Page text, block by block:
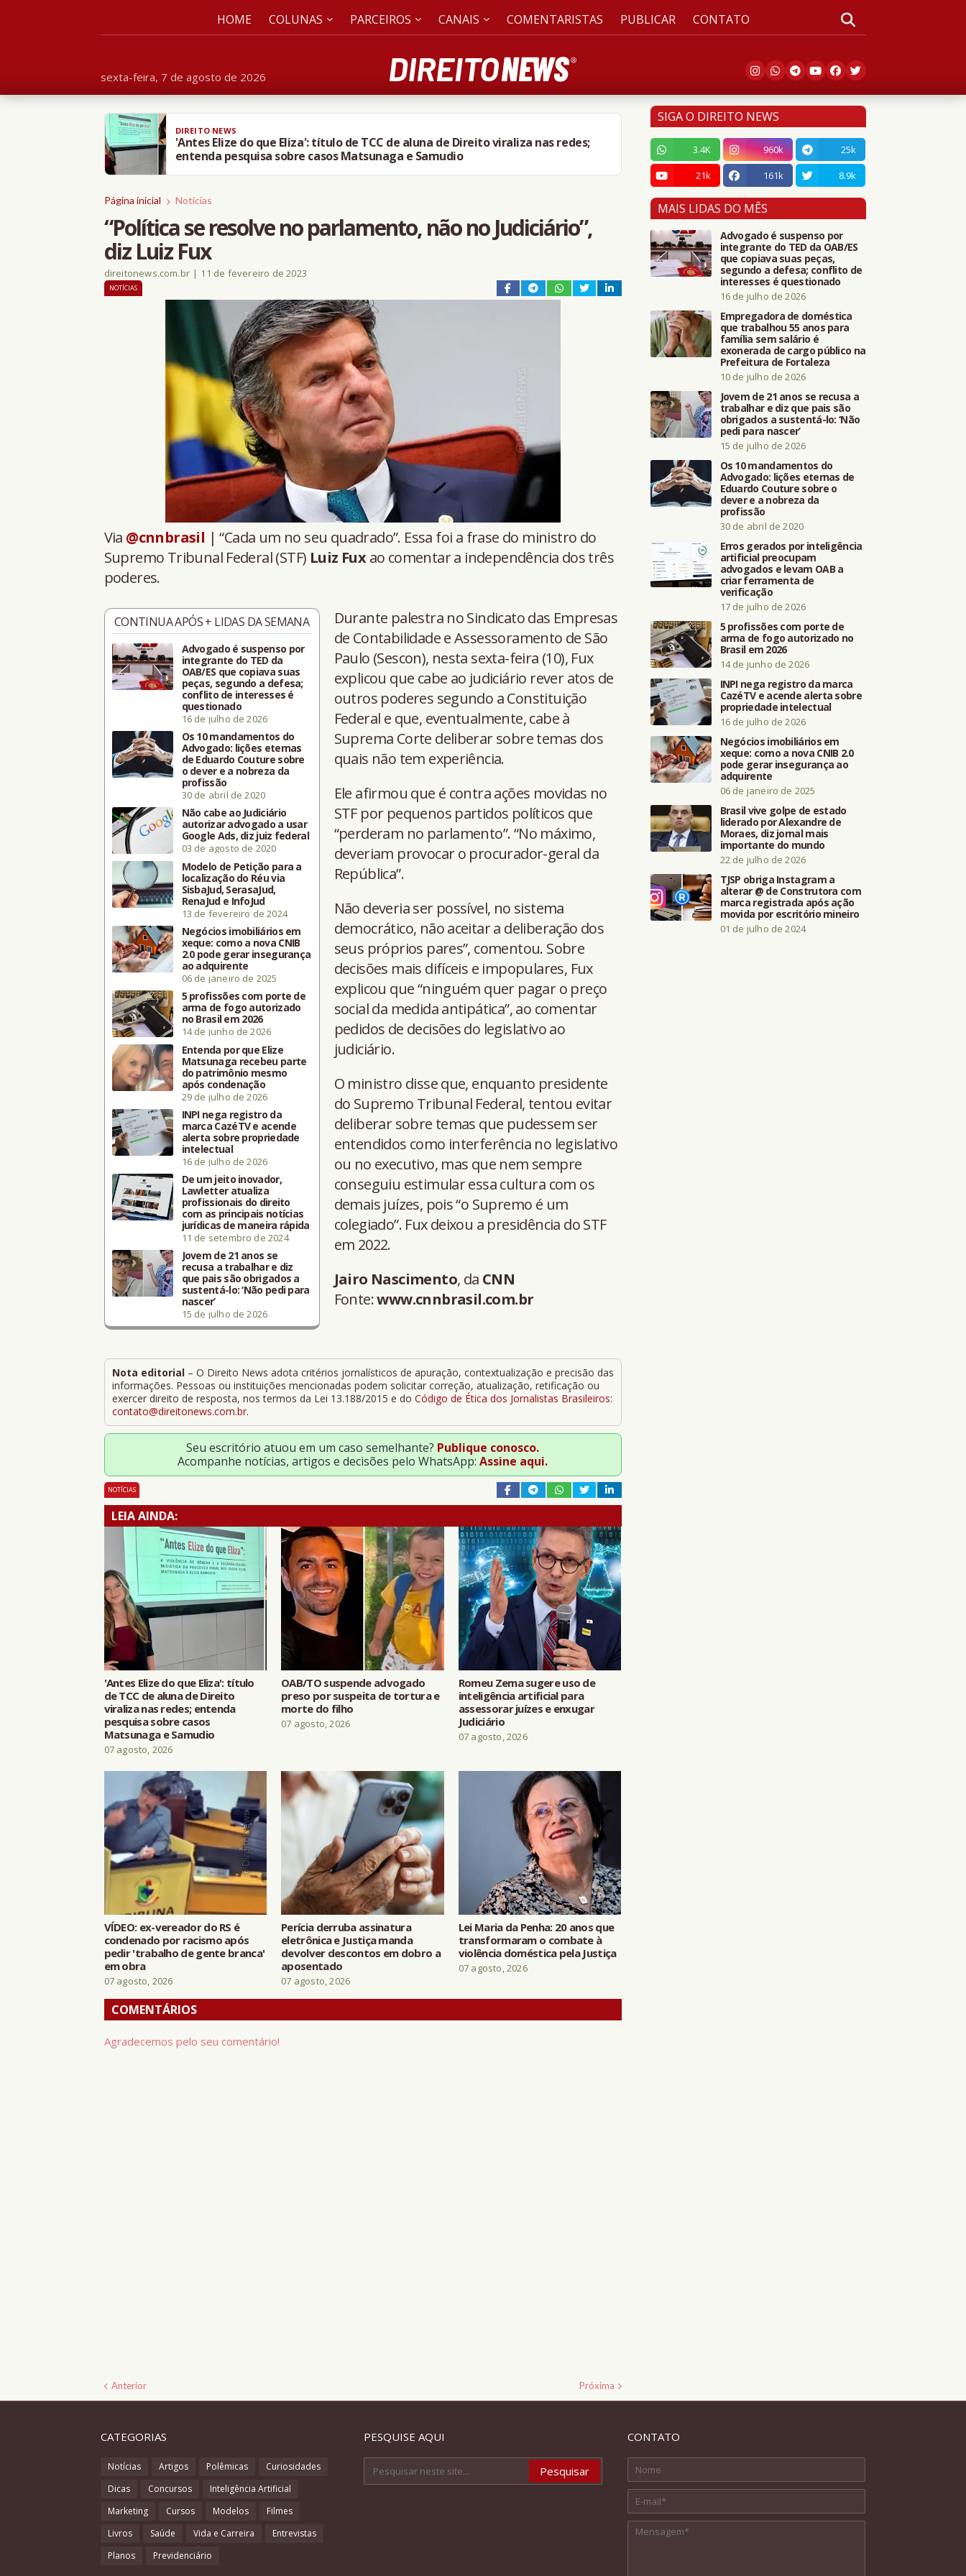
sexta-feira, 7 de agosto de 2026
HOME COLUNAS PARCEIROS CANAIS COMENTARISTAS PUBLICAR CONTATO
DIREITO NEWS
'Antes Elize do que Eliza': título de TCC de aluna de Direito viraliza nas redes;
entenda pesquisa sobre casos Matsunaga e Samudio
Página inicial Notícias
“Política se resolve no parlamento, não no Judiciário”,
diz Luiz Fux
direitonews.com.br | 11 de fevereiro de 2023
NOTÍCIAS
Via @cnnbrasil | “Cada um no seu quadrado”. Essa foi a frase do ministro do
Supremo Tribunal Federal (STF) Luiz Fuxao comentar a independência dos três
poderes.
CONTINUA APÓS + LIDAS DA SEMANA
Advogado é suspenso por
integrante do TED da
OAB/ES que copiava suas
peças, segundo a defesa;
conflito de interesses é
questionado
16 de julho de 2026
Os 10 mandamentos do
Advogado: lições eternas
de Eduardo Couture sobre
o dever e a nobreza da
profissão
30 de abril de 2020
Não cabe ao Judiciário
autorizar advogado a usar
Google Ads, diz juiz federal
03 de agosto de 2020
Modelo de Petição para a
localização do Réu via
SisbaJud, SerasaJud,
RenaJud e InfoJud
13 de fevereiro de 2024
Negócios imobiliários em
xeque: como a nova CNIB
2.0 pode gerar insegurança
ao adquirente
06 de janeiro de 2025
5 profissões com porte de
arma de fogo autorizado
no Brasil em 2026
14 de junho de 2026
Entenda por que Elize
Matsunaga recebeu parte
do patrimônio mesmo
após condenação
29 de julho de 2026
INPI nega registro da
marca CazéTV e acende
alerta sobre propriedade
intelectual
16 de julho de 2026
De um jeito inovador,
Lawletter atualiza
profissionais do direito
com as principais notícias
jurídicas de maneira rápida
11 de setembro de 2024
Jovem de 21 anos se
recusa a trabalhar e diz
que pais são obrigados a
sustentá-lo: ‘Não pedi para
nascer’
15 de julho de 2026
Durante palestra no Sindicato das Empresas
de Contabilidade e Assessoramento de São
Paulo (Sescon), nesta sexta-feira (10), Fux
explicou que cabe ao judiciário rever atos de
outros poderes segundo a Constituição
Federal e que, eventualmente, cabe à
Suprema Corte deliberar sobre temas dos
quais não tem experiência.
Ele afirmou que é contra ações movidas no
STF por pequenos partidos políticos que
“perderam no parlamento”. “No máximo,
deveriam provocar o procurador-geral da
República”.
Não deveria ser possível, no sistema
democrático, não aceitar a deliberação dos
seus próprios pares”, comentou. Sobre
decisões mais difíceis e impopulares, Fux
explicou que “ninguém quer pagar o preço
social da medida antipática”, ao comentar
pedidos de decisões do legislativo ao
judiciário.
O ministro disse que, enquanto presidente
do Supremo Tribunal Federal, tentou evitar
deliberar sobre temas que pudessem ser
entendidos como interferência no legislativo
ou no executivo, mas que nem sempre
conseguiu estimular essa cultura com os
demais juízes, pois “o Supremo é um
colegiado”. Fux deixou a presidência do STF
em 2022.
Jairo Nascimento, da CNN
Fonte:www.cnnbrasil.com.br
Nota editorial– O Direito News adota critérios jornalísticos de apuração, contextualização e precisão das
informações. Pessoas ou instituições mencionadas podem solicitar correção, atualização, retificação ou
exercer direito de resposta, nos termos da Lei 13.188/2015 e do Código de Ética dos Jornalistas Brasileiros:
contato@direitonews.com.br.
Seu escritório atuou em um caso semelhante? Publique conosco.
Acompanhe notícias, artigos e decisões pelo WhatsApp: Assine aqui.
NOTÍCIAS
LEIA AINDA:
'Antes Elize do que Eliza': título
de TCC de aluna de Direito
viraliza nas redes; entenda
pesquisa sobre casos
Matsunaga e Samudio
07 agosto, 2026
OAB/TO suspende advogado
preso por suspeita de tortura e
morte do filho
07 agosto, 2026
Romeu Zema sugere uso de
inteligência artificial para
assessorar juízes e enxugar
Judiciário
07 agosto, 2026
VÍDEO: ex-vereador do RS é
condenado por racismo após
pedir 'trabalho de gente branca'
em obra
07 agosto, 2026
Perícia derruba assinatura
eletrônica e Justiça manda
devolver descontos em dobro a
aposentado
07 agosto, 2026
Lei Maria da Penha: 20 anos que
transformaram o combate à
violência doméstica pela Justiça
07 agosto, 2026
COMENTÁRIOS
Agradecemos pelo seu comentário!
Anterior Próxima
SIGA O DIREITO NEWS
3.4K 960k
25k
21k
161k 8.9k
MAIS LIDAS DO MÊS
Advogado é suspenso por
integrante do TED da OAB/ES
que copiava suas peças,
segundo a defesa; conflito de
interesses é questionado
16 de julho de 2026
Empregadora de doméstica
que trabalhou 55 anos para
família sem salário é
exonerada de cargo público na
Prefeitura de Fortaleza
10 de julho de 2026
Jovem de 21 anos se recusa a
trabalhar e diz que pais são
obrigados a sustentá-lo: ‘Não
pedi para nascer’
15 de julho de 2026
Os 10 mandamentos do
Advogado: lições eternas de
Eduardo Couture sobre o
dever e a nobreza da
profissão
30 de abril de 2020
Erros gerados por inteligência
artificial preocupam
advogados e levam OAB a
criar ferramenta de
verificação
17 de julho de 2026
5 profissões com porte de
arma de fogo autorizado no
Brasil em 2026
14 de junho de 2026
INPI nega registro da marca
CazéTV e acende alerta sobre
propriedade intelectual
16 de julho de 2026
Negócios imobiliários em
xeque: como a nova CNIB 2.0
pode gerar insegurança ao
adquirente
06 de janeiro de 2025
Brasil vive golpe de estado
liderado por Alexandre de
Moraes, diz jornal mais
importante do mundo
22 de julho de 2026
TJSP obriga Instagram a
alterar @ de Construtora com
marca registrada após ação
movida por escritório mineiro
01 de julho de 2024
CATEGORIAS
Notícias Artigos Polêmicas
Curiosidades
Dicas
Concursos
Inteligência Artificial
Marketing
Cursos Modelos
Filmes
Livros
Saúde Vida e Carreira
Entrevistas
Planos
Previdenciário
PESQUISE AQUI CONTATO